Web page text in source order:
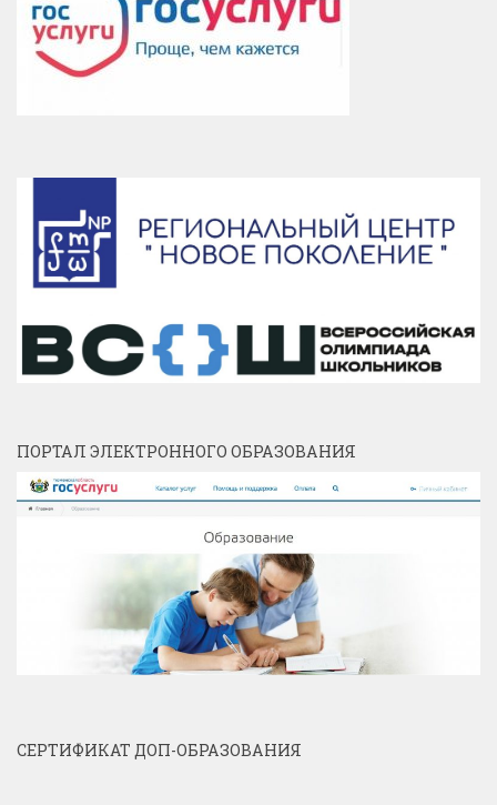
ПОРТАЛ ЭЛЕКТРОННОГО ОБРАЗОВАНИЯ
СЕРТИФИКАТ ДОП-ОБРАЗОВАНИЯ